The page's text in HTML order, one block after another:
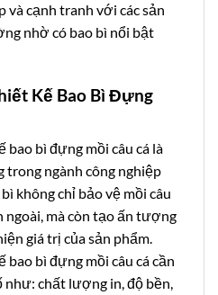
và cạnh tranh với các sản
nhờ có bao bì nổi bật
Kế Bao Bì Đựng
bao bì đựng mồi câu cá là
trong ngành công nghiệp
không chỉ bảo vệ mồi câu
ngoài, mà còn tạo ấn tượng
giá trị của sản phẩm.
bao bì đựng mồi câu cá cần
như: chất lượng in, độ bền,